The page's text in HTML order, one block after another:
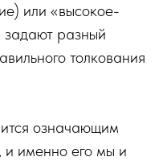
или «высокое-
разный
толкования
означающим
и именно его мы и